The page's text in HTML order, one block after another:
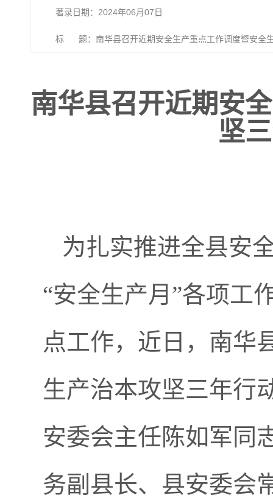
著录日期：2024年06月07日
标 题：南华县召开近期安全生产重点工作调度暨安全
南华县召开近期安
坚
为扎实推进全县安
“安全生产月”各项工
点工作，近日，南华
生产治本攻坚三年行
安委会主任陈如军同
务副县长、县安委会